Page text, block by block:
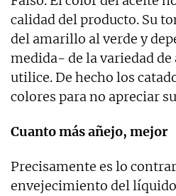
calidad del producto. Su
del amarillo al verde y
medida- de la variedad de
utilice. De hecho los
colores para no apreciar
Cuanto más añejo, mejor
Precisamente es lo
envejecimiento del